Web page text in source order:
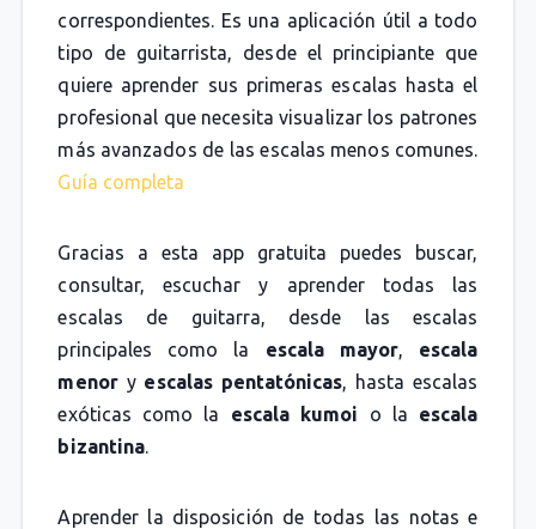
correspondientes. Es una aplicación útil a todo
tipo de guitarrista, desde el principiante que
quiere aprender sus primeras escalas hasta el
profesional que necesita visualizar los patrones
más avanzados de las escalas menos comunes.
Guía completa
Gracias a esta app gratuita puedes buscar,
consultar, escuchar y aprender todas las
escalas de guitarra, desde las escalas
principales como la escala mayor, escala
menory escalas pentatónicas, hasta escalas
exóticas como la escala kumoi o la escala
bizantina.
Aprender la disposición de todas las notas e